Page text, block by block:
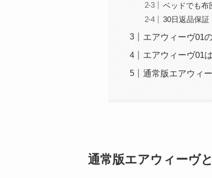
ベッドでも布
30日返品保証
エアウィーヴ01
エアウィーヴ01
通常版エアウィ
通常版エアウィーヴ